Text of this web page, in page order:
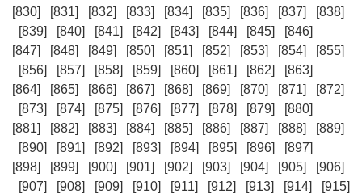
[830]
[831] [832] [833] [834] [835] [836] [837]
[838]
[839]
[840] [841] [842] [843] [844] [845]
[846]
[847]
[848] [849] [850] [851] [852] [853] [854]
[855]
[856]
[857] [858] [859] [860] [861] [862]
[863]
[864]
[865] [866] [867] [868] [869] [870] [871]
[872]
[873]
[874] [875] [876] [877] [878] [879]
[880]
[881]
[882] [883] [884] [885] [886] [887] [888]
[889]
[890]
[891] [892] [893] [894] [895] [896]
[897]
[898]
[899] [900] [901] [902] [903] [904] [905]
[906]
[907]
[908] [909] [910] [911] [912] [913] [914] [915]